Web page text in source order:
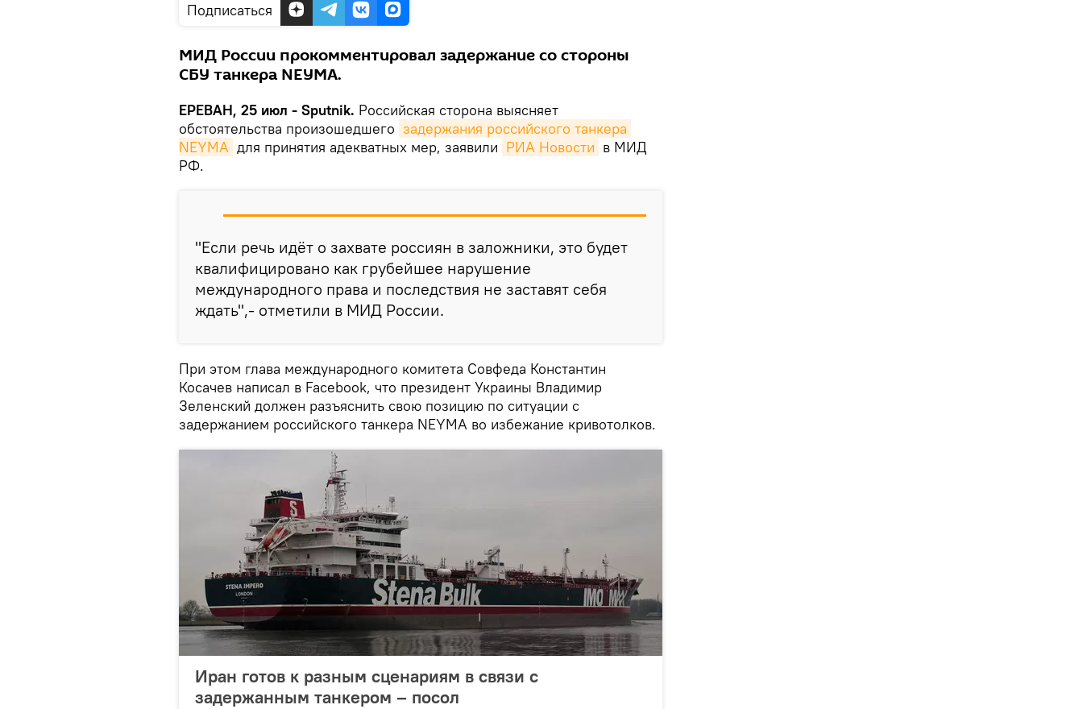
Подписаться
МИД России прокомментировал задержание со стороны
СБУ танкера NEYMA.
ЕРЕВАН, 25 июл - Sputnik. Российская сторона выясняет
обстоятельства произошедшего задержания российского танкера
NEYMA для принятия адекватных мер, заявили РИА Новости в МИД
РФ.
"Если речь идёт о захвате россиян в заложники, это будет
квалифицировано как грубейшее нарушение
международного права и последствия не заставят себя
ждать",- отметили в МИД России.
При этом глава международного комитета Совфеда Константин
Косачев написал в Facebook, что президент Украины Владимир
Зеленский должен разъяснить свою позицию по ситуации с
задержанием российского танкера NEYMA во избежание кривотолков.
Иран готов к разным сценариям в связи с
задержанным танкером – посол